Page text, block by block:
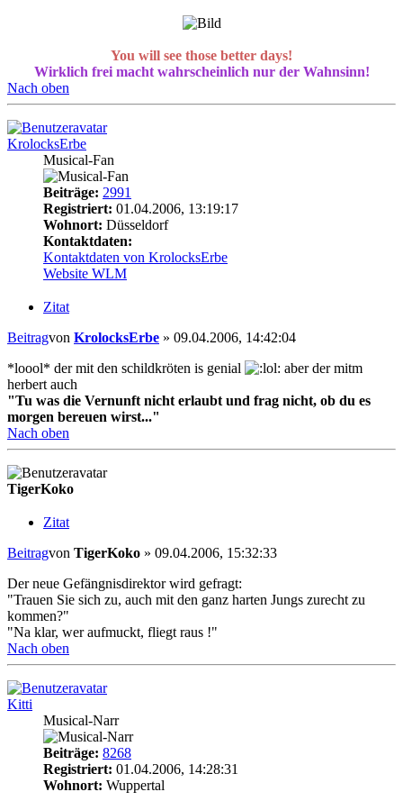
You will see those better days!
Wirklich frei macht wahrscheinlich nur der Wahnsinn!
Nach oben
KrolocksErbe
Musical-Fan
Beiträge: 2991
Registriert: 01.04.2006, 13:19:17
Wohnort: Düsseldorf
Kontaktdaten:
Kontaktdaten von KrolocksErbe
Website WLM
Zitat
Beitragvon KrolocksErbe » 09.04.2006, 14:42:04
*loool* der mit den schildkröten is genial
aber der mitm
herbert auch
"Tu was die Vernunft nicht erlaubt und frag nicht, ob du es
morgen bereuen wirst..."
Nach oben
TigerKoko
Zitat
Beitragvon TigerKoko » 09.04.2006, 15:32:33
Der neue Gefängnisdirektor wird gefragt:
"Trauen Sie sich zu, auch mit den ganz harten Jungs zurecht zu
kommen?"
"Na klar, wer aufmuckt, fliegt raus !"
Nach oben
Kitti
Musical-Narr
Beiträge: 8268
Registriert: 01.04.2006, 14:28:31
Wohnort: Wuppertal